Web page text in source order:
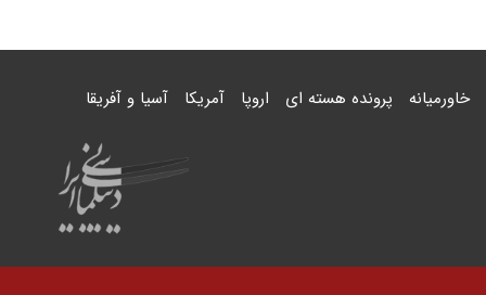
خاورمیانه پرونده هسته ای اروپا آمریکا آسیا و آفریقا